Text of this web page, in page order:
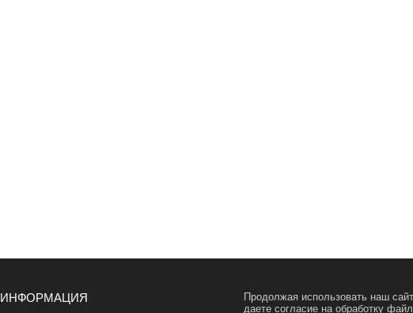
ИНФОРМАЦИЯ
Продолжая использовать наш
даете согласие на обработку